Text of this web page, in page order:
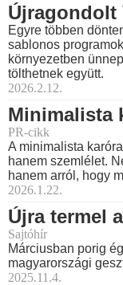
Újragondolt
Egyre többen
sablonos
környezetben
tölthetnek együtt.
2026.2.12.
Minimalista
PR-cikk
A minimalista
hanem szemlélet.
hanem arról, hogy
2026.1.22.
Újra termel
Sajtóhír
Márciusban porig
magyarországi
2025.11.4.